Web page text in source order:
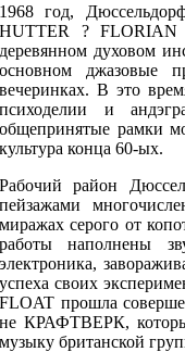
1968 год,
HUTTER ? FLORIAN
деревянном духовом
основном джазовые
вечеринках. В это
психоделии и
общепринятые рамки
культура конца 60-ых.
Рабочий район
пейзажами
миражах серого от
работы наполнены
электроника,
успеха своих
FLOAT прошла
не КРАФТВЕРК,
музыку британской